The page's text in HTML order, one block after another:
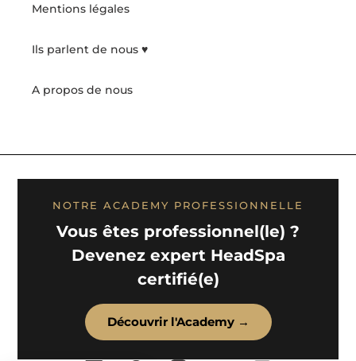
Mentions légales
Ils parlent de nous ♥️
A propos de nous
NOTRE ACADEMY PROFESSIONNELLE
Vous êtes professionnel(le) ?
Devenez expert HeadSpa
certifié(e)
Découvrir l'Academy →